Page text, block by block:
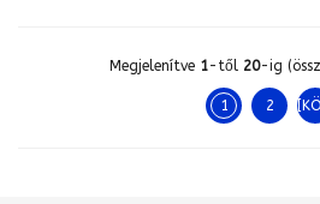
Megjelenítve 1-től 20-ig
1 2